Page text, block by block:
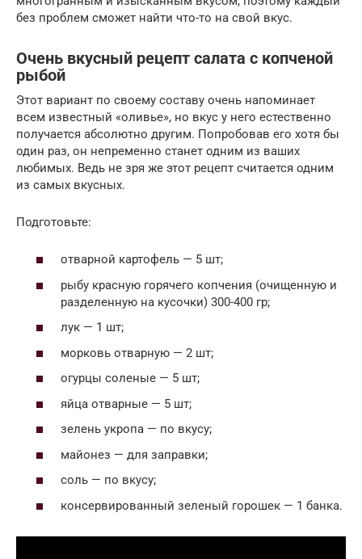
без проблем сможет найти что-то на свой вкус.
Очень вкусный рецепт салата с копченой
рыбой
Этот вариант по своему составу очень напоминает
всем известный «оливье», но вкус у него естественно
получается абсолютно другим. Попробовав его хотя бы
один раз, он непременно станет одним из ваших
любимых. Ведь не зря же этот рецепт считается одним
из самых вкусных.
Подготовьте:
отварной картофель — 5 шт;
рыбу красную горячего копчения (очищенную и
разделенную на кусочки) 300-400 гр;
лук — 1 шт;
морковь отварную — 2 шт;
огурцы соленые — 5 шт;
яйца отварные — 5 шт;
зелень укропа — по вкусу;
майонез — для заправки;
соль — по вкусу;
консервированный зеленый горошек — 1 банка.